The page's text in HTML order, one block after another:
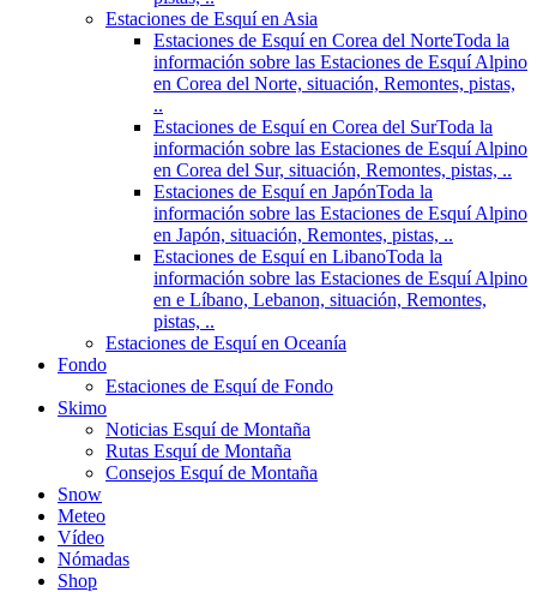
Estaciones de Esquí en Asia
Estaciones de Esquí en Corea del NorteToda la
información sobre las Estaciones de Esquí Alpino
en Corea del Norte, situación, Remontes, pistas,
..
Estaciones de Esquí en Corea del SurToda la
información sobre las Estaciones de Esquí Alpino
en Corea del Sur, situación, Remontes, pistas, ..
Estaciones de Esquí en JapónToda la
información sobre las Estaciones de Esquí Alpino
en Japón, situación, Remontes, pistas, ..
Estaciones de Esquí en LibanoToda la
información sobre las Estaciones de Esquí Alpino
en e Líbano, Lebanon, situación, Remontes,
pistas, ..
Estaciones de Esquí en Oceanía
Fondo
Estaciones de Esquí de Fondo
Skimo
Noticias Esquí de Montaña
Rutas Esquí de Montaña
Consejos Esquí de Montaña
Snow
Meteo
Vídeo
Nómadas
Shop